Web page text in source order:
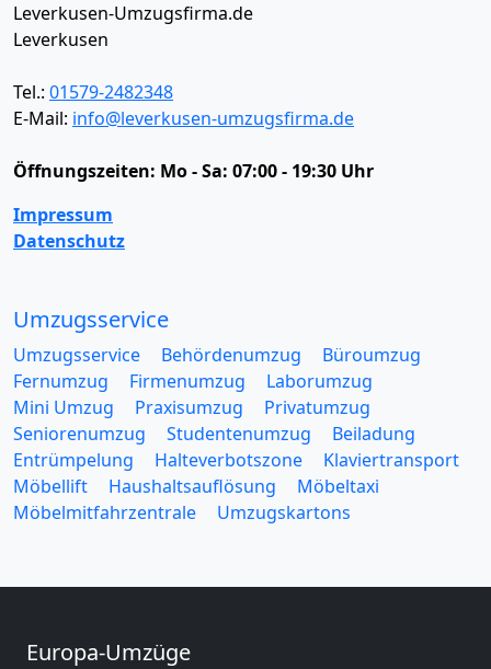
Leverkusen-Umzugsfirma.de
Leverkusen
Tel.: 01579-2482348
E-Mail: info@leverkusen-umzugsfirma.de
Öffnungszeiten: Mo - Sa: 07:00 - 19:30 Uhr
Impressum
Datenschutz
Umzugsservice
Umzugsservice Behördenumzug
Büroumzug
Fernumzug
Firmenumzug
Laborumzug
Mini Umzug
Praxisumzug
Privatumzug
Seniorenumzug
Studentenumzug
Beiladung
Entrümpelung
Halteverbotszone
Klaviertransport
Möbellift
Haushaltsauflösung
Möbeltaxi
Möbelmitfahrzentrale
Umzugskartons
Europa-Umzüge